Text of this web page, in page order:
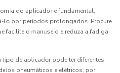
do aplicador é fundamental,
lo por períodos prolongados. Procure
facilite o manuseio e reduza a fadiga
tipo de aplicador pode ter diferentes
pneumáticos e elétricos, por